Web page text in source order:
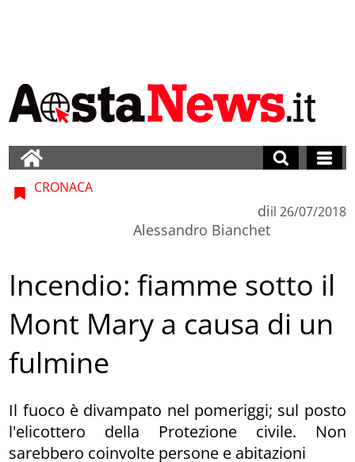
CRONACA
di
Alessandro Bianchet
il 26/07/2018
Incendio: fiamme sotto il
Mont Mary a causa di un
fulmine
Il fuoco è divampato nel pomeriggi; sul posto
l'elicottero della Protezione civile. Non
sarebbero coinvolte persone e abitazioni